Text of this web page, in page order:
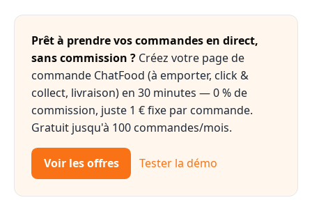
Prêt à prendre vos commandes en direct,
sans commission ? Créez votre page de
commande ChatFood (à emporter, click &
collect, livraison) en 30 minutes — 0 % de
commission, juste 1 € fixe par commande.
Gratuit jusqu'à 100 commandes/mois.
Voir les offres Tester la démo